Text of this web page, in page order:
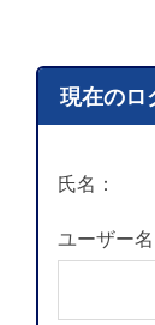
現在のロ
氏名：
ユーザー